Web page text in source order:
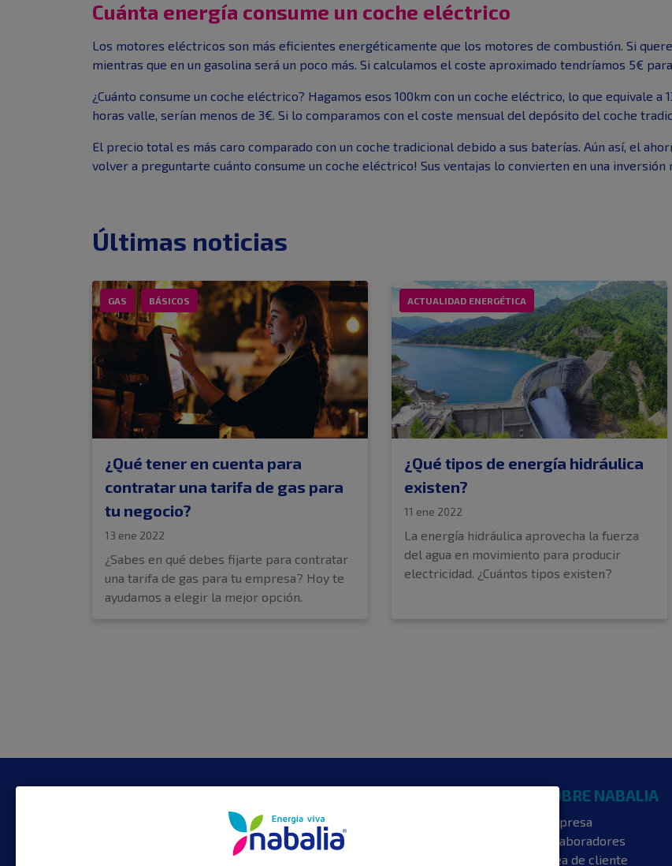
Cuánta energía consume un coche eléctrico
Los motores eléctricos son más eficientes energéticamente que los motores de combustión. Si
mientras que en un gasolina será un poco más. Si calculamos el coste aproximado tendríamos 5€
¿Cuánto consume un coche eléctrico? Hagamos esos 100km con un coche eléctrico, lo que equivale a
horas valle, serían menos de 3€. Si lo comparamos con el coste mensual del depósito del coche
El precio total es más caro comparado con un coche tradicional debido a sus baterías. Aún así, el
volver a preguntarte cuánto consume un coche eléctrico! Sus ventajas lo convierten en una
Últimas noticias
GAS BÁSICOS
¿Qué tener en cuenta para
contratar una tarifa de gas para
tu negocio?
13 ene 2022
¿Sabes en qué debes fijarte para contratar
una tarifa de gas para tu empresa? Hoy te
ayudamos a elegir la mejor opción.
ACTUALIDAD ENERGÉTICA
¿Qué tipos de energía hidráulica
existen?
11 ene 2022
La energía hidráulica aprovecha la fuerza
del agua en movimiento para producir
electricidad. ¿Cuántos tipos existen?
Tarifas luz
Tarifas gas
SOBRE NABALIA
Empresa
Colaboradores
Área de cliente